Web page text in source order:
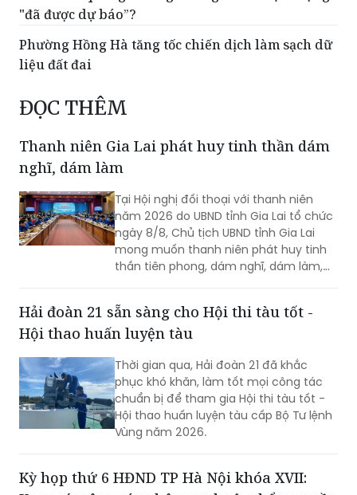
"đã được dự báo”?
Phường Hồng Hà tăng tốc chiến dịch làm sạch dữ
liệu đất đai
ĐỌC THÊM
Thanh niên Gia Lai phát huy tinh thần dám
nghĩ, dám làm
Tại Hội nghị đối thoại với thanh niên
năm 2026 do UBND tỉnh Gia Lai tổ chức
ngày 8/8, Chủ tịch UBND tỉnh Gia Lai
mong muốn thanh niên phát huy tinh
thần tiên phong, dám nghĩ, dám làm,
phát triển của quê hương.
Hải đoàn 21 sẵn sàng cho Hội thi tàu tốt -
Hội thao huấn luyện tàu
Thời gian qua, Hải đoàn 21 đã khắc
phục khó khăn, làm tốt mọi công tác
chuẩn bị để tham gia Hội thi tàu tốt -
Hội thao huấn luyện tàu cấp Bộ Tư lệnh
Vùng năm 2026.
Kỳ họp thứ 6 HĐND TP Hà Nội khóa XVII: